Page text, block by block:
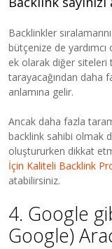
Backlinkler
bütçenize de yardımcı
ek olarak diğer siteleri
tarayacağından daha
anlamına gelir.
Ancak daha fazla
backlink sahibi olmak
oluştururken dikkat
İçin Kaliteli Backlink
atabilirsiniz.
4. Google
Google)